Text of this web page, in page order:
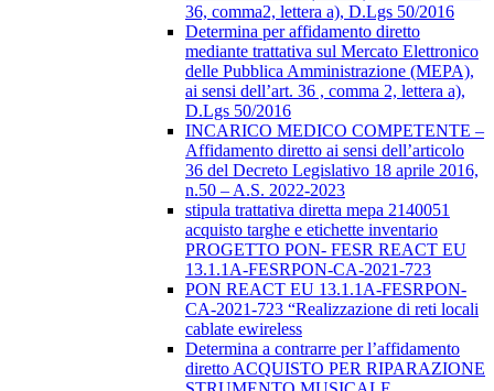
36, comma2, lettera a), D.Lgs 50/2016
Determina per affidamento diretto
mediante trattativa sul Mercato Elettronico
delle Pubblica Amministrazione (MEPA),
ai sensi dell’art. 36 , comma 2, lettera a),
D.Lgs 50/2016
INCARICO MEDICO COMPETENTE –
Affidamento diretto ai sensi dell’articolo
36 del Decreto Legislativo 18 aprile 2016,
n.50 – A.S. 2022-2023
stipula trattativa diretta mepa 2140051
acquisto targhe e etichette inventario
PROGETTO PON- FESR REACT EU
13.1.1A-FESRPON-CA-2021-723
PON REACT EU 13.1.1A-FESRPON-
CA-2021-723 “Realizzazione di reti locali
cablate ewireless
Determina a contrarre per l’affidamento
diretto ACQUISTO PER RIPARAZIONE